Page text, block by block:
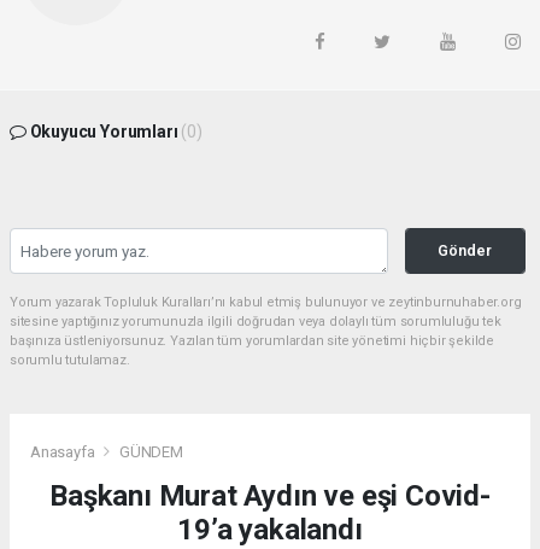
Okuyucu Yorumları (0)
Gönder
Yorum yazarak Topluluk Kuralları’nı kabul etmiş bulunuyor ve zeytinburnuhaber.org
sitesine yaptığınız yorumunuzla ilgili doğrudan veya dolaylı tüm sorumluluğu tek
başınıza üstleniyorsunuz. Yazılan tüm yorumlardan site yönetimi hiçbir şekilde
sorumlu tutulamaz.
Anasayfa GÜNDEM
Başkanı Murat Aydın ve eşi Covid-
19’a yakalandı